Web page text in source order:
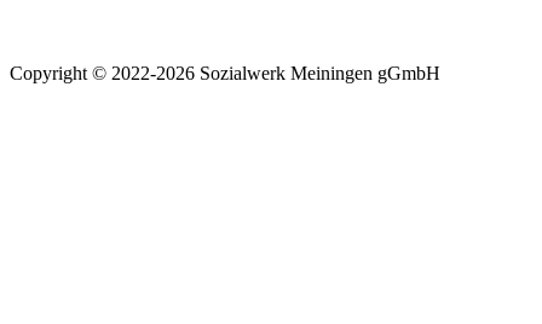
Copyright © 2022-2026 Sozialwerk Meiningen gGmbH